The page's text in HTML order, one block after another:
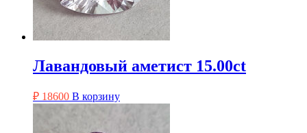
Лавандовый аметист 15.00ct
₽ 18600 В корзину